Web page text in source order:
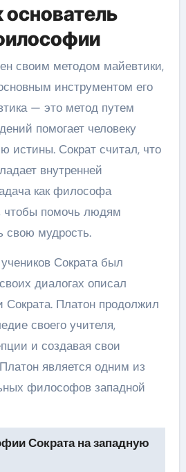
основатель
своим методом майевтики,
инструментом его
— это метод путем
помогает человеку
истины. Сократ считал, что
внутренней
как философа
чтобы помочь людям
свою мудрость.
Сократа был
диалогах описал
Платон продолжил
своего учителя,
и создавая свои
является одним из
философов западной
Сократа на западную